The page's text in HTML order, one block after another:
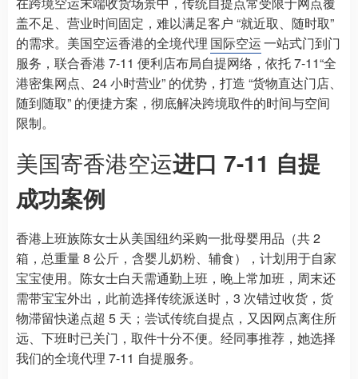
盖不足、营业时间固定，难以满足客户 “就近取、随时取”
的需求。美国空运香港的全境代理 国际空运一站式门到门
服务，联合香港 7-11 便利店布局自提网络，依托 7-11“全
港密集网点、24 小时营业” 的优势，打造 “货物直达门店、
随到随取” 的便捷方案，彻底解决跨境取件的时间与空间
限制。
美国寄香港空运进口 7-11 自提
成功案例
香港上班族陈女士从美国纽约采购一批母婴用品（共 2
箱，总重量 8 公斤，含婴儿奶粉、辅食），计划用于自家
宝宝使用。陈女士白天需通勤上班，晚上常加班，周末还
需带宝宝外出，此前选择传统派送时，3 次错过收货，货
物滞留快递点超 5 天；尝试传统自提点，又因网点离住所
远、下班时已关门，取件十分不便。经同事推荐，她选择
我们的全境代理 7-11 自提服务。